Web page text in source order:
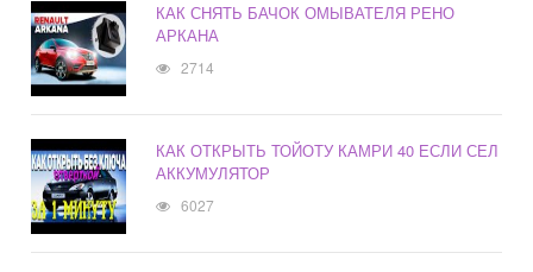
КАК СНЯТЬ БАЧОК ОМЫВАТЕЛЯ РЕНО
АРКАНА
2714
КАК ОТКРЫТЬ ТОЙОТУ КАМРИ 40 ЕСЛИ СЕЛ
АККУМУЛЯТОР
6027